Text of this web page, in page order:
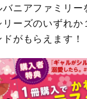
バニアファミリ
ーズのいずれか
がもらえます！